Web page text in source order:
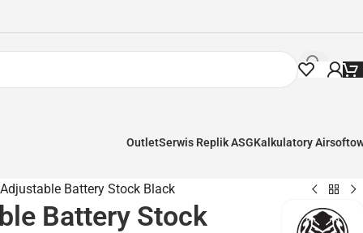
OutletSerwis Replik ASGKalkulatory
Battery Stock Black
Battery Stock